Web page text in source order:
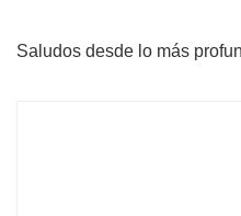
Saludos desde lo más